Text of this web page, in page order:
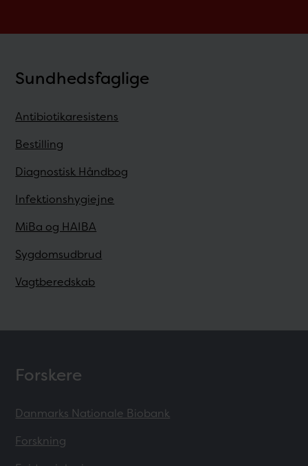
Sundhedsfaglige
Antibiotikaresistens
Bestilling
Diagnostisk Håndbog
Infektionshygiejne
MiBa og HAIBA
Sygdomsudbrud
Vagtberedskab
Forskere
Danmarks Nationale Biobank
Forskning